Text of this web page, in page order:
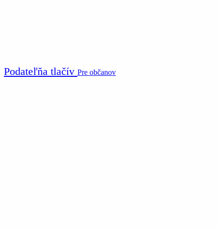
Podateľňa tlačív Pre občanov